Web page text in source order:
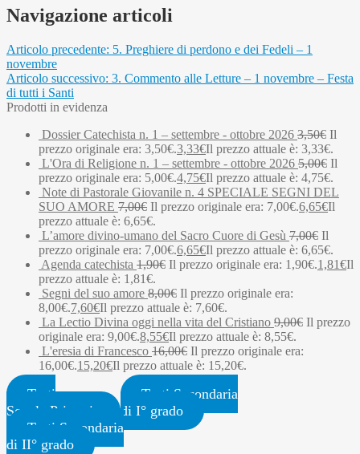
Navigazione articoli
Articolo precedente: 5. Preghiere di perdono e dei Fedeli – 1
novembre
Articolo successivo: 3. Commento alle Letture – 1 novembre – Festa
di tutti i Santi
Prodotti in evidenza
Dossier Catechista n. 1 – settembre - ottobre 2026 3,50€ Il
prezzo originale era: 3,50€.3,33€Il prezzo attuale è: 3,33€.
L'Ora di Religione n. 1 – settembre - ottobre 2026 5,00€ Il
prezzo originale era: 5,00€.4,75€Il prezzo attuale è: 4,75€.
Note di Pastorale Giovanile n. 4 SPECIALE SEGNI DEL
SUO AMORE 7,00€ Il prezzo originale era: 7,00€.6,65€Il
prezzo attuale è: 6,65€.
L’amore divino-umano del Sacro Cuore di Gesù 7,00€ Il
prezzo originale era: 7,00€.6,65€Il prezzo attuale è: 6,65€.
Agenda catechista 1,90€ Il prezzo originale era: 1,90€.1,81€Il
prezzo attuale è: 1,81€.
Segni del suo amore 8,00€ Il prezzo originale era:
8,00€.7,60€Il prezzo attuale è: 7,60€.
La Lectio Divina oggi nella vita del Cristiano 9,00€ Il prezzo
originale era: 9,00€.8,55€Il prezzo attuale è: 8,55€.
L'eresia di Francesco 16,00€ Il prezzo originale era:
16,00€.15,20€Il prezzo attuale è: 15,20€.
Testi
Scuola Primaria
Testi Secondaria
di I° grado
Testi Secondaria
di II° grado